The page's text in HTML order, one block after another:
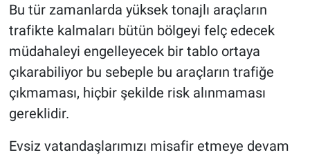
Bu tür zamanlarda yüksek tonajlı araçların
trafikte kalmaları bütün bölgeyi felç edecek
müdahaleyi engelleyecek bir tablo ortaya
çıkarabiliyor bu sebeple bu araçların trafiğe
çıkmaması, hiçbir şekilde risk alınmaması
gereklidir.
Evsiz vatandaşlarımızı misafir etmeye devam